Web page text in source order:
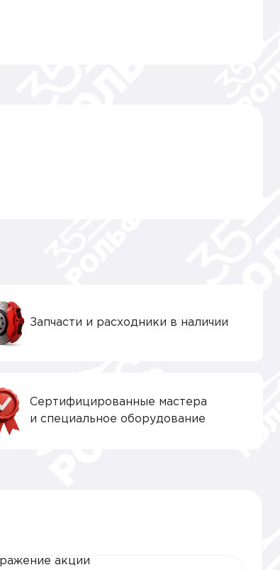
Запчасти и расходники в наличии
Сертифицированные мастера
и специальное оборудование